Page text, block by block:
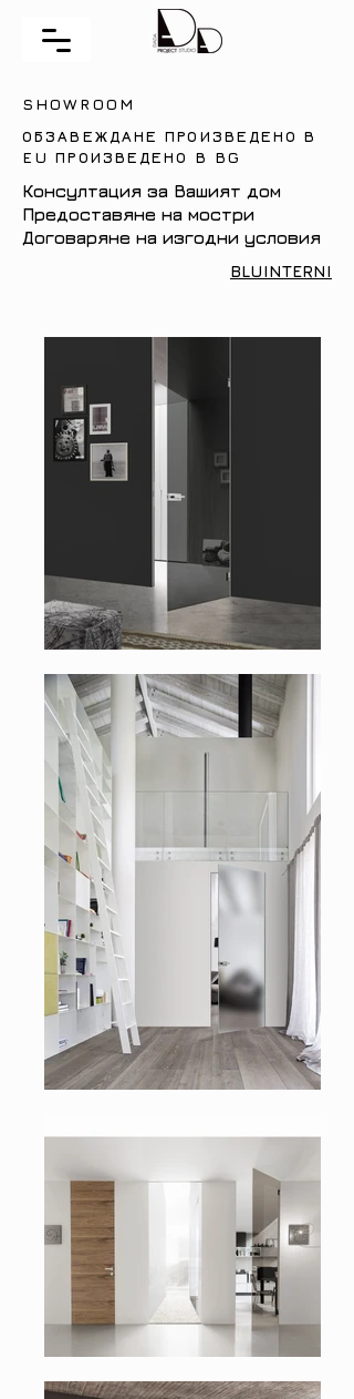
SHOWROOM
ОБЗАВЕЖДАНЕ ПРОИЗВЕДЕНО В
EU ПРОИЗВЕДЕНО В BG
Консултация за Вашият дом
Предоставяне на мостри
Договаряне на изгодни условия
BLUINTERNI